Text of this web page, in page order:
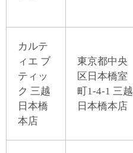
カルテ
ィエ ブ
ティッ
ク 三越
日本橋
本店
東京都中央
区日本橋室
町1-4-1 三越
日本橋本店